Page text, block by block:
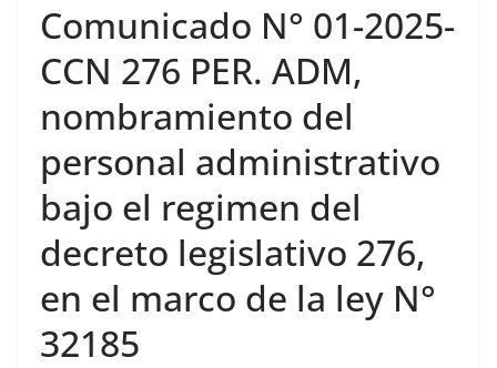
Comunicado N° 01-2025-
CCN 276 PER. ADM,
nombramiento del
personal administrativo
bajo el regimen del
decreto legislativo 276,
en el marco de la ley N°
32185